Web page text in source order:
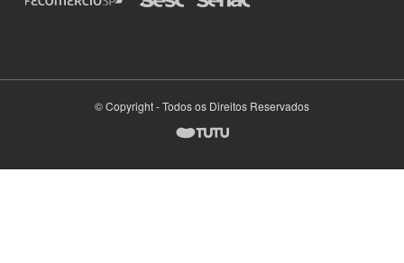
© Copyright - Todos os Direitos Reservados